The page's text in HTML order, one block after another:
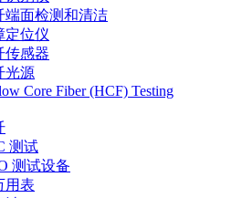
端面检测和清洁
定位仪
传感器
光源
Core Fiber (HCF) Testing
测试
测试设备
用表